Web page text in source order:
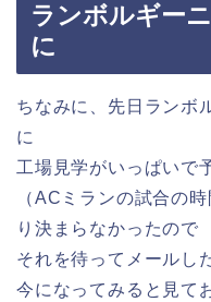
ランボルギー
に
ちなみに、先日ランボ
に
工場見学がいっぱいで
（ACミランの試合の
り決まらなかったので
それを待ってメールし
今になってみると見て